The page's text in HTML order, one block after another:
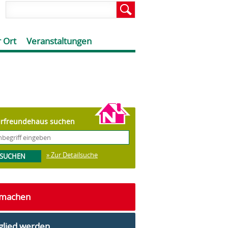
Ort Veranstaltungen
suchen
» Zur Detailsuche